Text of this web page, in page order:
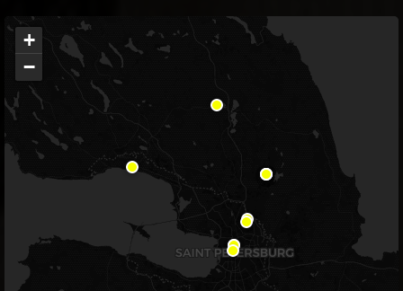
+
−